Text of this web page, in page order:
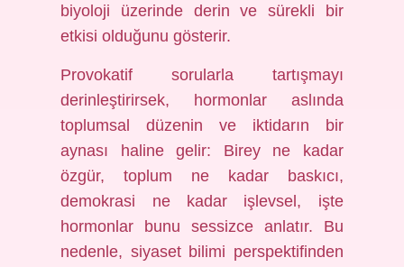
biyoloji üzerinde derin ve sürekli bir
etkisi olduğunu gösterir.
Provokatif sorularla tartışmayı
derinleştirirsek, hormonlar aslında
toplumsal düzenin ve iktidarın bir
aynası haline gelir: Birey ne kadar
özgür, toplum ne kadar baskıcı,
demokrasi ne kadar işlevsel, işte
hormonlar bunu sessizce anlatır. Bu
nedenle, siyaset bilimi perspektifinden